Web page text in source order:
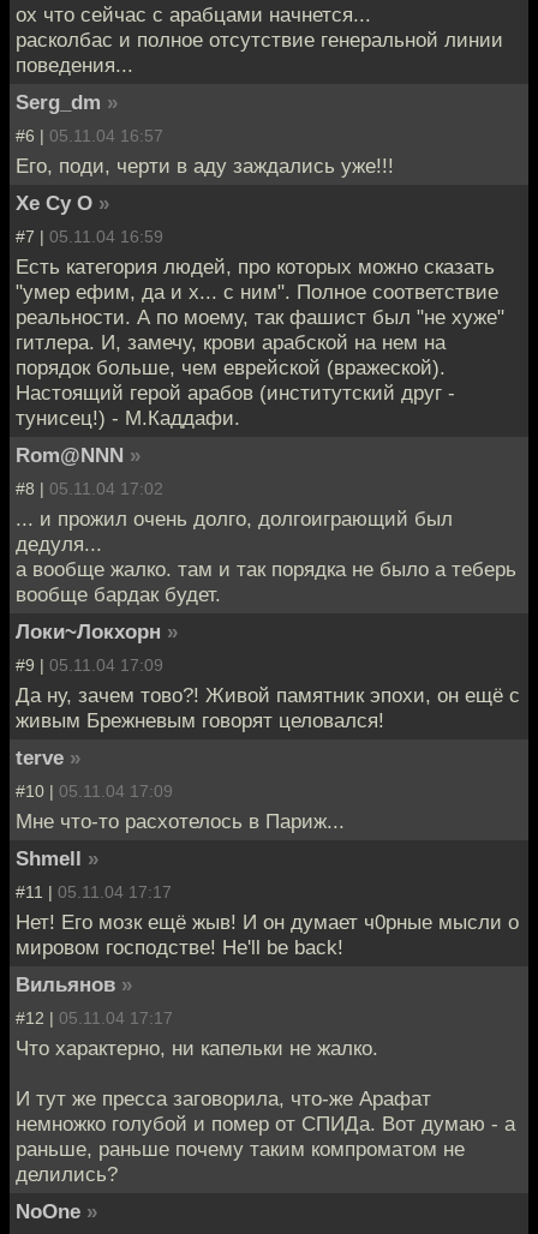
ох что сейчас с арабцами начнется...
расколбас и полное отсутствие генеральной линии
поведения...
Serg_dm »
#6 | 05.11.04 16:57
Его, поди, черти в аду заждались уже!!!
Хе Су О »
#7 | 05.11.04 16:59
Есть категория людей, про которых можно сказать
"умер ефим, да и х... с ним". Полное соответствие
реальности. А по моему, так фашист был "не хуже"
гитлера. И, замечу, крови арабской на нем на
порядок больше, чем еврейской (вражеской).
Настоящий герой арабов (институтский друг -
тунисец!) - М.Каддафи.
Rom@NNN »
#8 | 05.11.04 17:02
... и прожил очень долго, долгоиграющий был
дедуля...
а вообще жалко. там и так порядка не было а теберь
вообще бардак будет.
Локи~Локхорн »
#9 | 05.11.04 17:09
Да ну, зачем тово?! Живой памятник эпохи, он ещё с
живым Брежневым говорят целовался!
terve »
#10 | 05.11.04 17:09
Мне что-то расхотелось в Париж...
Shmell »
#11 | 05.11.04 17:17
Нет! Его мозк ещё жыв! И он думает ч0рные мысли о
мировом господстве! He'll be back!
Вильянов »
#12 | 05.11.04 17:17
Что характерно, ни капельки не жалко.
И тут же пресса заговорила, что-же Арафат
немножко голубой и помер от СПИДа. Вот думаю - а
раньше, раньше почему таким компроматом не
делились?
NoOne »